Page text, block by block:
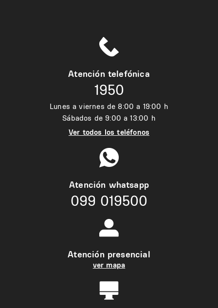
Atención telefónica
1950
Lunes a viernes de 8:00 a 19:00 h
Sábados de 9:00 a 13:00 h
Ver todos los teléfonos
Atención whatsapp
099 019500
Atención presencial
ver mapa